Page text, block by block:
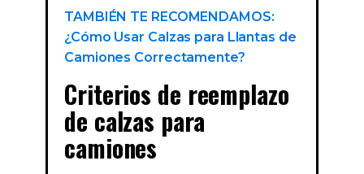
TAMBIÉN TE RECOMENDAMOS:
¿Cómo Usar Calzas para Llantas de
Camiones Correctamente?
Criterios de reemplazo
de calzas para
camiones